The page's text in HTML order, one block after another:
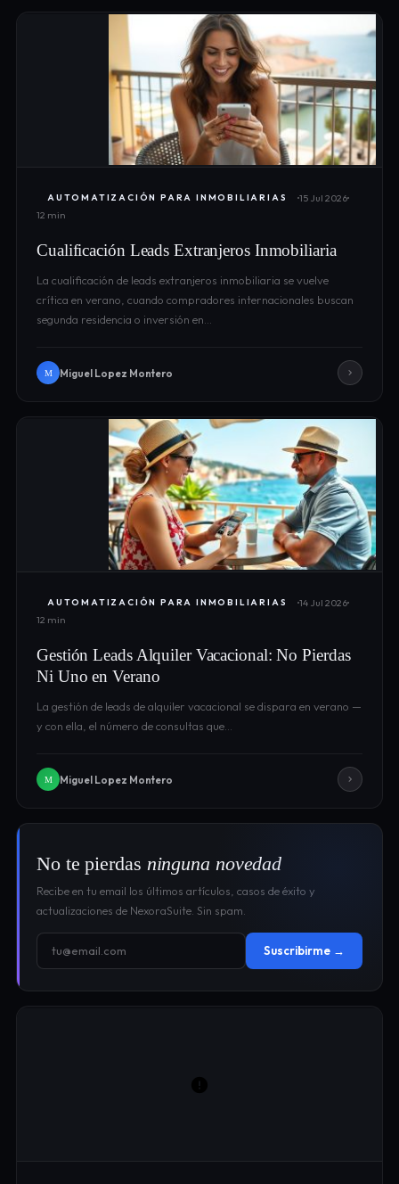
AUTOMATIZACIÓN PARA INMOBILIARIAS
15 Jul 2026
12 min
Cualificación Leads Extranjeros Inmobiliaria
La cualificación de leads extranjeros inmobiliaria se vuelve
crítica en verano, cuando compradores internacionales buscan
segunda residencia o inversión en…
M Miguel Lopez Montero
AUTOMATIZACIÓN PARA INMOBILIARIAS
14 Jul 2026
12 min
Gestión Leads Alquiler Vacacional: No Pierdas
Ni Uno en Verano
La gestión de leads de alquiler vacacional se dispara en verano —
y con ella, el número de consultas que…
M Miguel Lopez Montero
No te pierdas ninguna novedad
Recibe en tu email los últimos artículos, casos de éxito y
actualizaciones de NexoraSuite. Sin spam.
Suscribirme →